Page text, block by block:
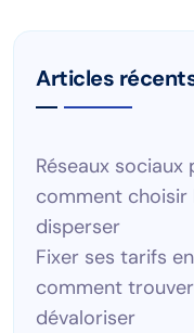
Articles
Réseaux
comment choisir
disperser
Fixer ses tarifs
comment
dévaloriser